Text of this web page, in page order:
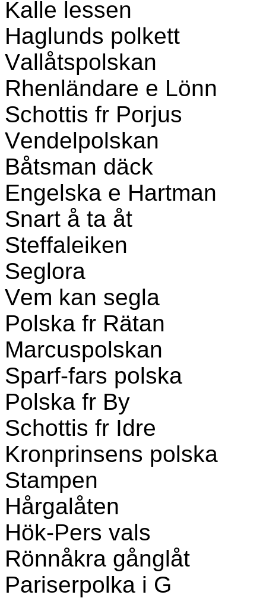
Kalle lessen
Haglunds polkett
Vallåtspolskan
Rhenländare e Lönn
Schottis fr Porjus
Vendelpolskan
Båtsman däck
Engelska e Hartman
Snart å ta åt
Steffaleiken
Seglora
Vem kan segla
Polska fr Rätan
Marcuspolskan
Sparf-fars polska
Polska fr By
Schottis fr Idre
Kronprinsens polska
Stampen
Hårgalåten
Hök-Pers vals
Rönnåkra gånglåt
Pariserpolka i G